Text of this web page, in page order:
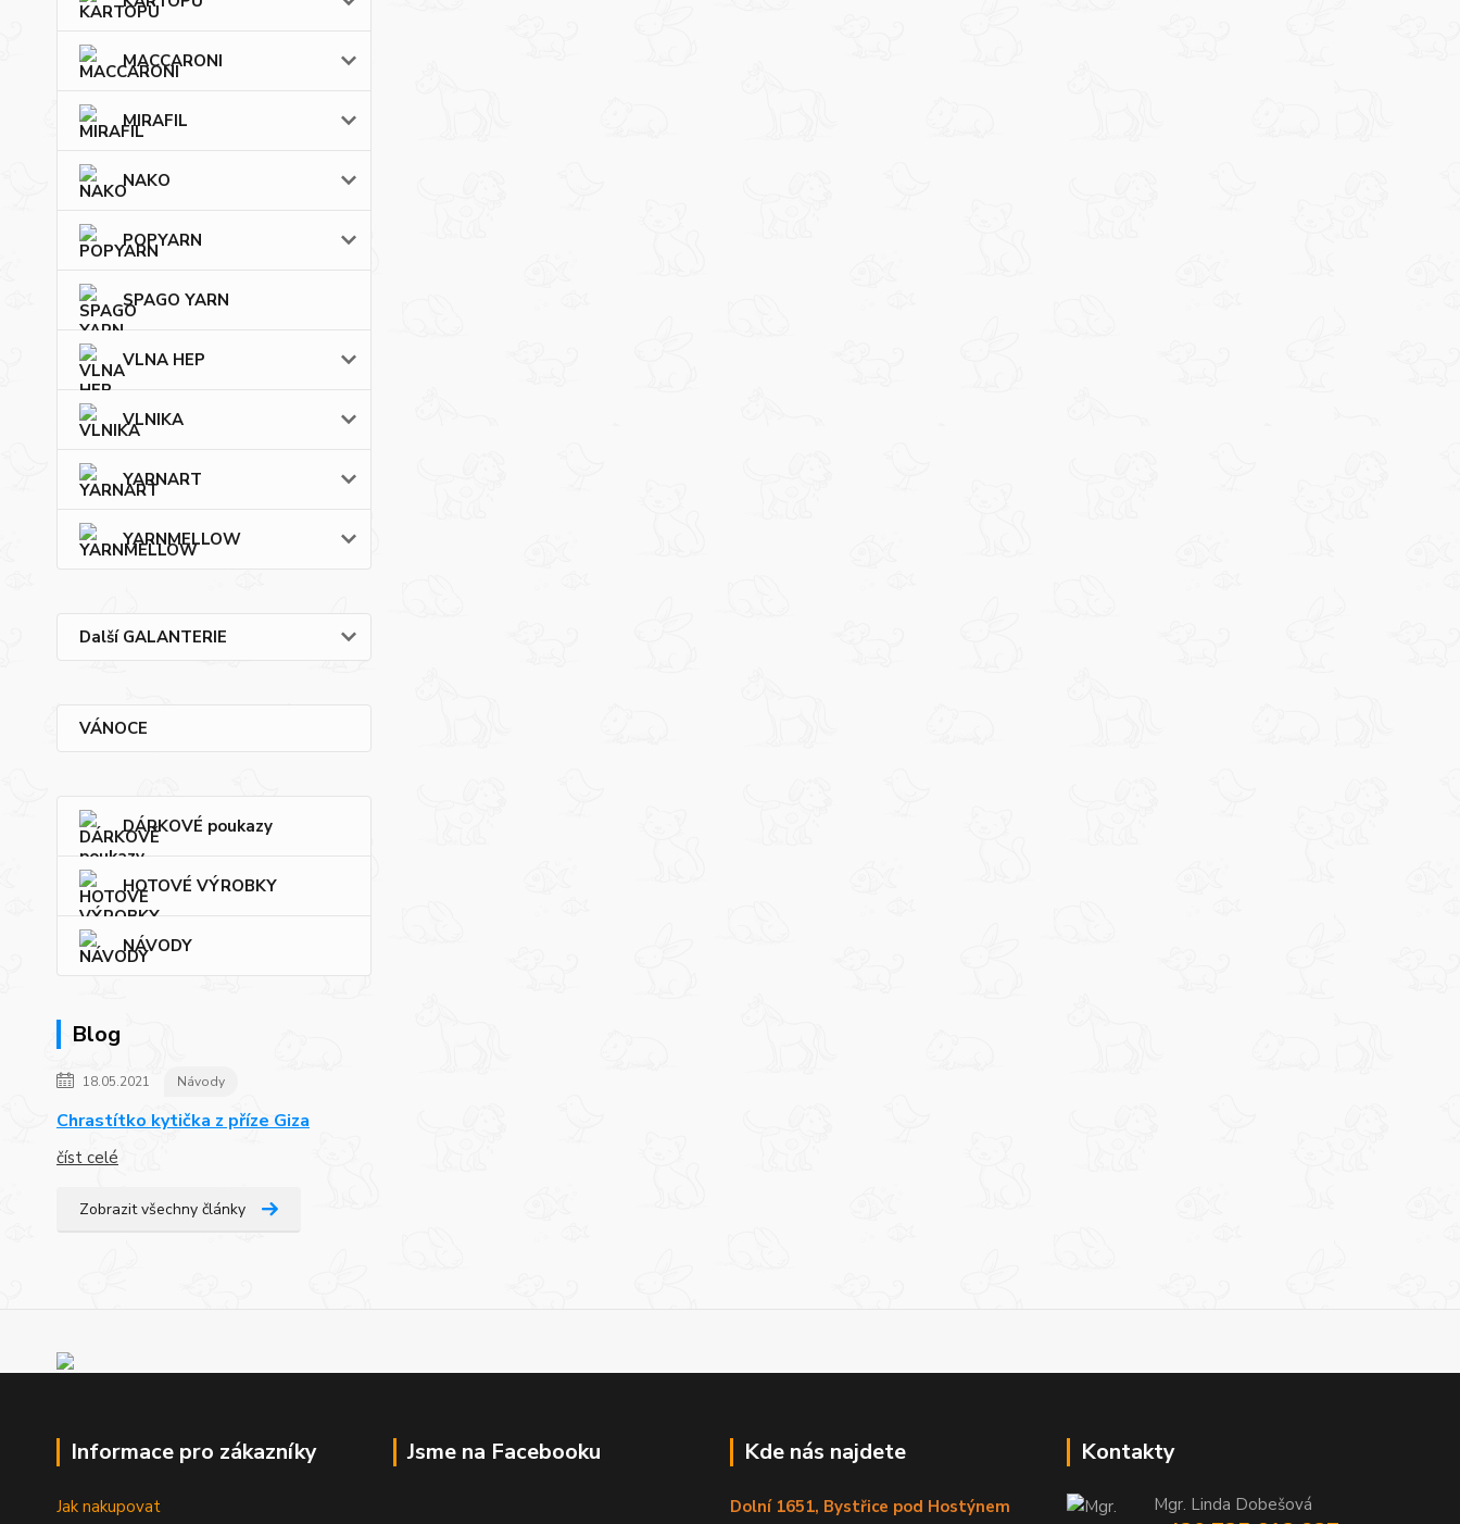
MACCARONI
MIRAFIL
NAKO
POPYARN
SPAGO YARN
VLNA HEP
VLNIKA
YARNART
YARNMELLOW
Další GALANTERIE
VÁNOCE
DÁRKOVÉ poukazy
HOTOVÉ VÝROBKY
NÁVODY
Blog
18.05.2021 Návody
Chrastítko kytička z příze Giza
číst celé
Zobrazit všechny články
Informace pro zákazníky
Jak nakupovat
Jsme na Facebooku Kde nás najdete
Dolní 1651, Bystřice pod Hostýnem
Kontakty
Mgr. Linda Dobešová